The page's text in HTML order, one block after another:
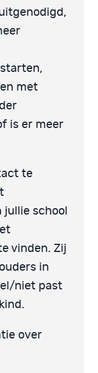
met
is er meer
te
jullie school
vinden. Zij
in
niet past
over